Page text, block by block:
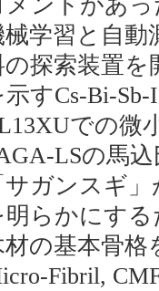
械学習と自動
の探索装置を
示すCs-Bi-
での微
LSの馬
サガンスギ
明らかにす
材の基本骨格
Fibril,